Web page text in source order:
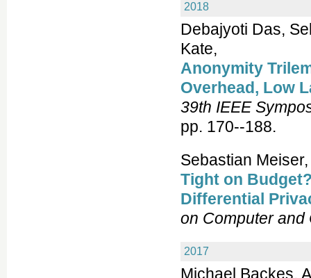
2018
Debajyoti Das,
Kate,
Anonymity
Overhead, Low
39th IEEE
pp. 170--188.
Sebastian
Tight on
Differential
on Computer and
2017
Michael Backes,